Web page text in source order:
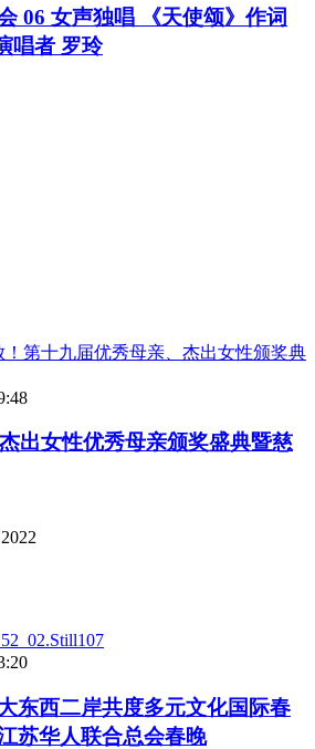
06 女声独唱 《天使颂》作词
唱者 罗玲
出女性优秀母亲颁奖盛典暨慈
东西二岸共度多元文化国际春
苏华人联合总会春晚